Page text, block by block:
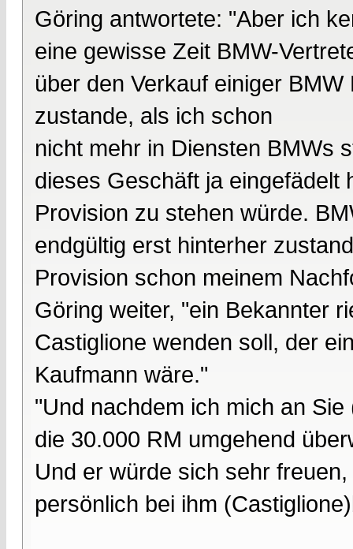
Göring antwortete: "Aber ich
eine gewisse Zeit BMW-
über den Verkauf einiger
zustande, als ich schon
nicht mehr in Diensten BMWs
dieses Geschäft ja eingefädelt
Provision zu stehen würde.
endgültig erst hinterher
Provision schon meinem
Göring weiter, "ein Bekannter
Castiglione wenden soll, der
Kaufmann wäre."
"Und nachdem ich mich an
die 30.000 RM umgehend
Und er würde sich sehr
persönlich bei ihm